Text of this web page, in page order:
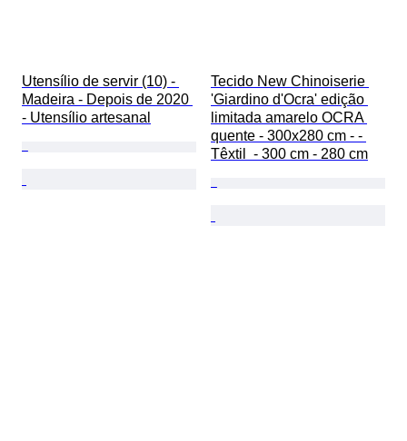
Utensílio de servir (10) -
Madeira - Depois de 2020
- Utensílio artesanal
Tecido New Chinoiserie
'Giardino d'Ocra' edição
limitada amarelo OCRA
quente - 300x280 cm - -
Têxtil  - 300 cm - 280 cm